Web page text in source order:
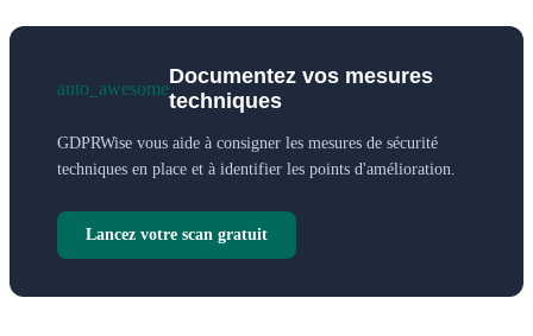
auto_awesome
Documentez vos mesures
techniques
GDPRWise vous aide à consigner les mesures de sécurité
techniques en place et à identifier les points d'amélioration.
Lancez votre scan gratuit